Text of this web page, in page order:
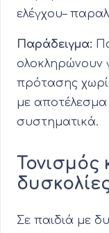
ελέγχου–
Παράδειγμα:
ολοκληρώνουν
πρότασης
με αποτέλεσμα
συστηματικά.
Τονισμός
Σε παιδιά με